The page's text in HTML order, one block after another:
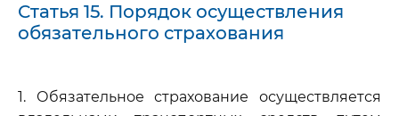
Статья 15. Порядок осуществления
обязательного страхования
1. Обязательное страхование осуществляется